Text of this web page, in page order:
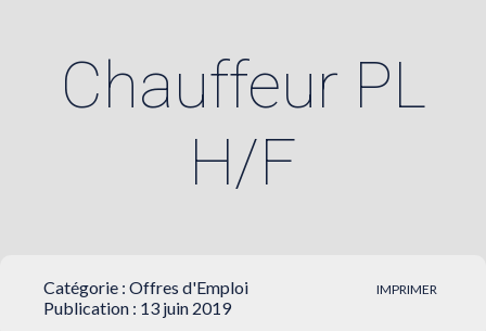
Chauffeur PL
H/F
IMPRIMER
Catégorie : Offres d'Emploi
Publication : 13 juin 2019